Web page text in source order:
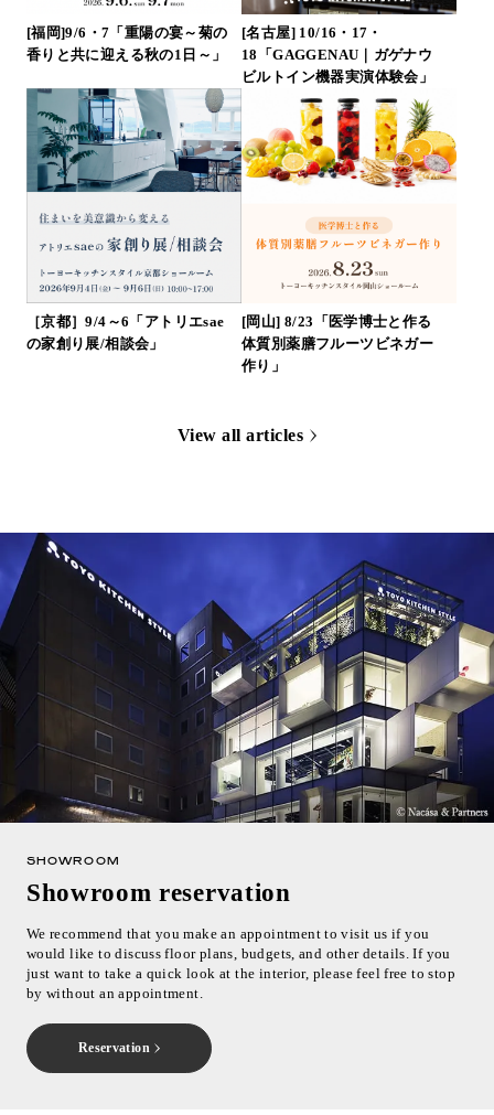
[福岡]9/6・7「重陽の宴～菊の
香りと共に迎える秋の1日～」
[名古屋] 10/16・17・
18「GAGGENAU｜ガゲナウ
ビルトイン機器実演体験会」
［京都］9/4～6「アトリエsae
の家創り展/相談会」
[岡山] 8/23「医学博士と作る
体質別薬膳フルーツビネガー
作り」
View all articles
SHOWROOM
Showroom reservation
We recommend that you make an appointment to visit us if you
would like to discuss floor plans, budgets, and other details. If you
just want to take a quick look at the interior, please feel free to stop
by without an appointment.
Reservation